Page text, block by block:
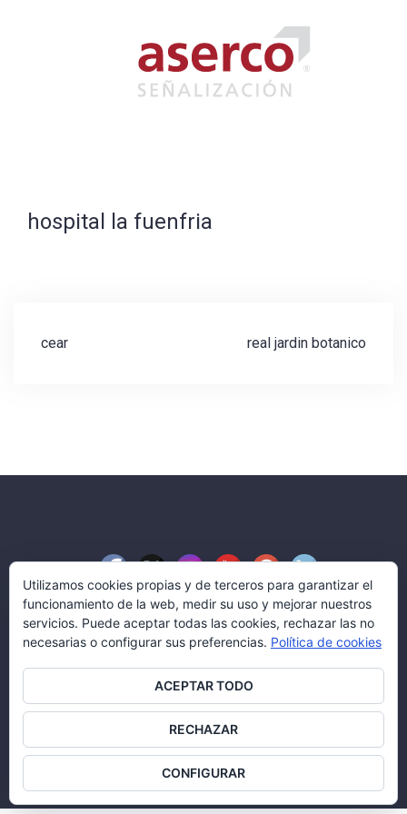
hospital la fuenfria
Navegación
cear real jardin botanico
Blog Aserco Señalización
© Aserco Señalización y Servicios, S.L.
Todos los derechos reservados.
Política legal|Política de cookies
Utilizamos cookies propias y de terceros para garantizar el
funcionamiento de la web, medir su uso y mejorar nuestros
servicios. Puede aceptar todas las cookies, rechazar las no
necesarias o configurar sus preferencias. Política de cookies
ACEPTAR TODO
RECHAZAR
CONFIGURAR